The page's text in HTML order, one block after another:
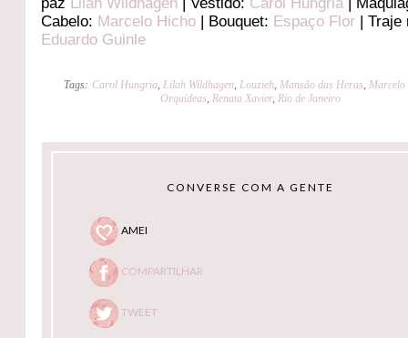
Cabelo: Marcelo Hicho | Bouquet: Espaço Flor | Traje
Eduardo Guinle
Tags: Carol Hungria Lilah Wildhagen Louzieh Mansão das Heras
Orquídeas Renata Xavier, Rio de Janeiro
CONVERSE COM A GENTE
AMEI
COMPARTILHAR
TWEET